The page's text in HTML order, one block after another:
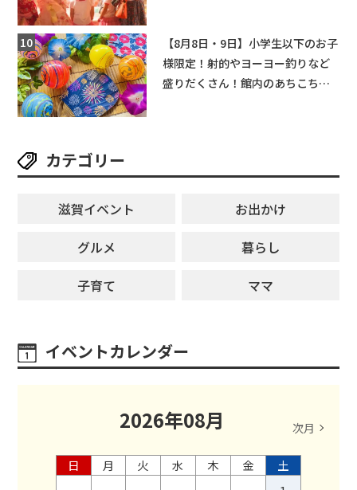
【8月8日・9日】小学生以下のお子
様限定！射的やヨーヨー釣りなど
盛りだくさん！館内のあちこちに
カテゴリー
滋賀イベント
お出かけ
グルメ
暮らし
子育て
ママ
イベントカレンダー
2026年08月 次月
日 月 火 水 木 金
土